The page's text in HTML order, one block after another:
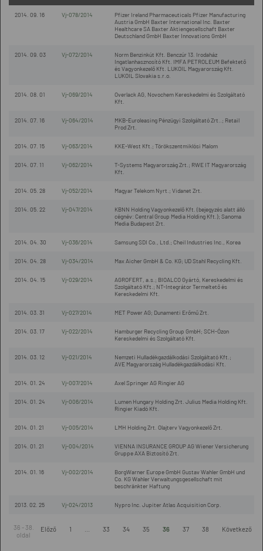
2014. 09. 16 Vj-078/2014
Pfizer Ireland Pharmaceuticals Pfizer Manufacturing
Austria GmbH Baxter International Inc. Baxter
Healthcare SA Baxter Aktiengesellschaft Baxter
Deutschland GmbH Baxter Innovations GmbH
2014. 09. 03 Vj-072/2014
Norm Benzinkút Kft. Benczúr 13. Irodaház
Ingatlanhasznosító Kft. IMFA PETROLEUM Befektető
és Vagyonkezelő Kft. LUKOIL Magyarország Kft.
LUKOIL Slovakia s.r.o.
2014. 08. 01 Vj-069/2014
Overlack AG, Novochem Kereskedelmi és Szolgáltató
Kft.
2014. 07. 16 Vj-064/2014
MKB-Euroleasing Pénzügyi Szolgáltató Zrt..; Retail
Prod Zrt.
2014. 07. 15 Vj-063/2014 KKE-West Kft.; Törökszentmiklósi Malom
2014. 07. 11 Vj-062/2014
T-Systems Magyarország Zrt.; RWE IT Magyarország
Kft.
2014. 05. 28 Vj-052/2014 Magyar Telekom Nyrt.; Vidanet Zrt.
2014. 05. 22 Vj-047/2014
KBNN Holding Vagyonkezelő Kft. (bejegyzés alatt álló
cégnév: Central Group Media Holding Kft.); Sanoma
Media Budapest Zrt.
2014. 04. 30 Vj-036/2014 Samsung SDI Co., Ltd.; Cheil Industries Inc., Korea
2014. 04. 28 Vj-034/2014 Max Aicher GmbH & Co. KG; UD Stahl Recycling Kft.
2014. 04. 15 Vj-029/2014
AGROFERT, a.s.; BIOALCO Gyártó, Kereskedelmi és
Szolgáltató Kft.; NT-Integrátor Termeltető és
Kereskedelmi Kft.
2014. 03. 31 Vj-027/2014 MET Power AG; Dunamenti Erőmű Zrt.
2014. 03. 17 Vj-022/2014
Hamburger Recycling Group GmbH; SCH-Ózon
Kereskedelmi és Szolgáltató Kft.
2014. 03. 12 Vj-021/2014
Nemzeti Hulladékgazdálkodási Szolgáltató Kft.;
AVE Magyarország Hulladékgazdálkodási Kft.
2014. 01. 24 Vj-007/2014 Axel Springer AG Ringier AG
2014. 01. 24 Vj-006/2014
Lumen Hungary Holding Zrt. Julius Media Holding Kft.
Ringier Kiadó Kft.
2014. 01. 21 Vj-005/2014 LMH Holding Zrt. Olajterv Vagyonkezelő Zrt.
2014. 01. 21 Vj-004/2014
VIENNA INSURANCE GROUP AG Wiener Versicherung
Gruppe AXA Biztosító Zrt.
2014. 01. 16 Vj-002/2014
BorgWarner Europe GmbH Gustav Wahler GmbH und
Co. KG Wahler Verwaltungsgesellschaft mit
beschränkter Haftung
2013. 02. 25 Vj-024/2013 Nypro Inc. Jupiter Atlas Acquisition Corp.
36 - 38.
oldal
Előző 1 33 34 35 36 37 38 Következő